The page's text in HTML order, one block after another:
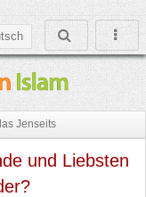
Jenseits
und Liebsten